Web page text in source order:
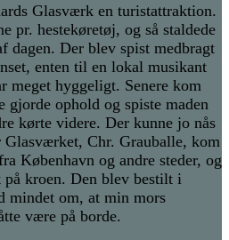
Glasværk en turistattraktion.
pr. hestekøretøj, og så staldede
dagen. Der blev spist medbragt
enten til en lokal musikant
meget hyggeligt. Senere kom
ophold og spiste maden
kørte videre. Der kunne jo nås
Chr. Grauballe, kom
København og andre steder, og
på kroen. Den blev bestilt i
mindet om, at min mors
være på borde.